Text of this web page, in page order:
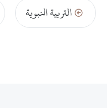
التربية النبوية